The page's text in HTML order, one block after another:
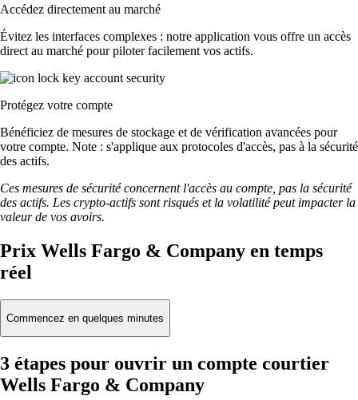
Accédez directement au marché
Évitez les interfaces complexes : notre application vous offre un accès
direct au marché pour piloter facilement vos actifs.
Protégez votre compte
Bénéficiez de mesures de stockage et de vérification avancées pour
votre compte. Note : s'applique aux protocoles d'accès, pas à la sécurité
des actifs.
Ces mesures de sécurité concernent l'accès au compte, pas la sécurité
des actifs. Les crypto-actifs sont risqués et la volatilité peut impacter la
valeur de vos avoirs.
Prix Wells Fargo & Company en temps
réel
Commencez en quelques minutes
3 étapes pour ouvrir un compte courtier
Wells Fargo & Company